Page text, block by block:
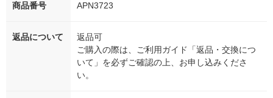
商品番号 APN3723
返品について
返品可
ご購入の際は、ご利用ガイド「返品・交換につ
いて」を必ずご確認の上、お申し込みくださ
い。